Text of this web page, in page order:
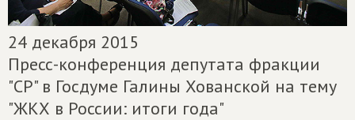
24 декабря 2015
Пресс-конференция депутата фракции
"СР" в Госдуме Галины Хованской на тему
"ЖКХ в России: итоги года"